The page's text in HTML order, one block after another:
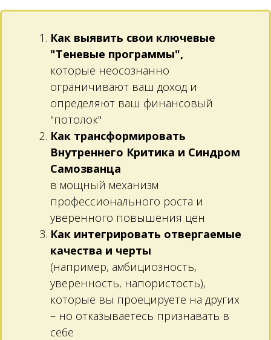
Как выявить свои ключевые
"Теневые программы",
которые неосознанно
ограничивают ваш доход и
определяют ваш финансовый
"потолок"
Как трансформировать
Внутреннего Критика и Синдром
Самозванца
в мощный механизм
профессионального роста и
уверенного повышения цен
Как интегрировать отвергаемые
качества и черты
(например, амбициозность,
уверенность, напористость),
которые вы проецируете на других
– но отказываетесь признавать в
себе